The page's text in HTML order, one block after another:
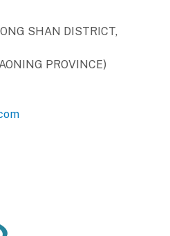
SHAN DISTRICT,
PROVINCE)